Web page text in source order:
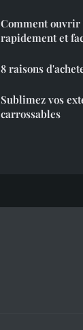
Comment ouvrir
rapidement et
8 raisons
Sublimez vos
carrossables